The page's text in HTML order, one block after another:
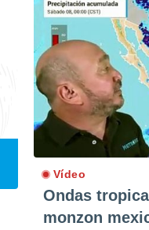
Vídeo
Ondas
monzon